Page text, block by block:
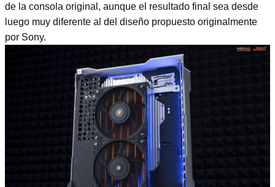
de la consola original, aunque el resultado final sea desde
luego muy diferente al del diseño propuesto originalmente
por Sony.